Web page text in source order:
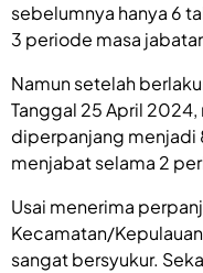
sebelumnya hanya 6
3 periode masa
Namun setelah
Tanggal 25 April
diperpanjang menjadi
menjabat selama 2
Usai menerima
Kecamatan/
sangat bersyukur.